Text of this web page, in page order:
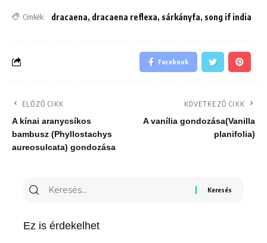
Címkék: dracaena, dracaena reflexa, sárkányfa, song if india
Facebook
ELŐZŐ CIKK
A kínai aranycsíkos
bambusz (Phyllostachys
aureosulcata) gondozása
KÖVETKEZŐ CIKK
A vanília gondozása(Vanilla
planifolia)
Keresés
Ez is érdekelhet